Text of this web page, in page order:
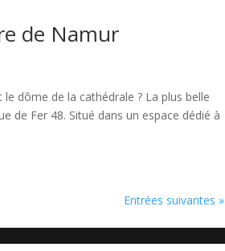
de Namur
dôme de la cathédrale ? La plus belle
de Fer 48. Situé dans un espace dédié à
Entrées suivantes »